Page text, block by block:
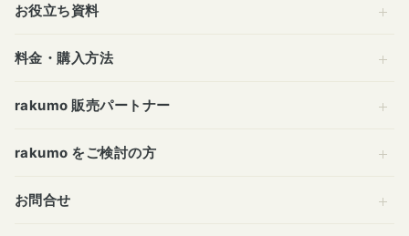
お役立ち資料
料金・購入方法
rakumo 販売パートナー
rakumo をご検討の方
お問合せ